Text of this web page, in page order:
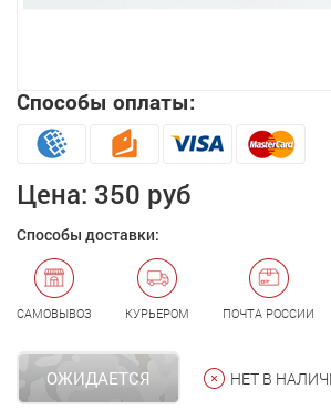
Способы оплаты:
Цена: 350 руб
Способы доставки:
САМОВЫВОЗ КУРЬЕРОМ ПОЧТА РОССИИ
ОЖИДАЕТСЯ НЕТ В